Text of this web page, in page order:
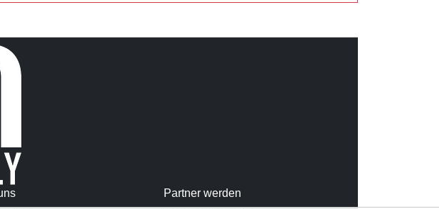
Partner werden